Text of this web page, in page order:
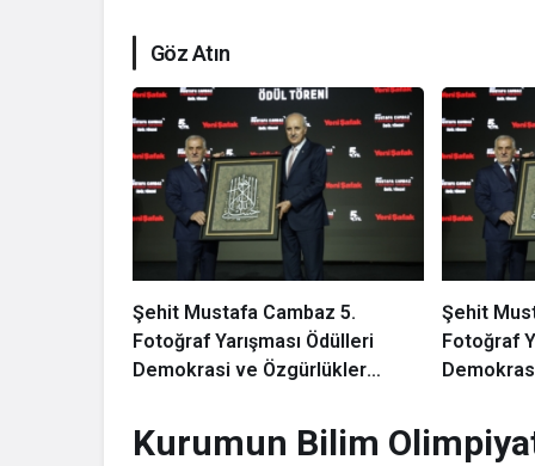
Göz Atın
Şehit Mustafa Cambaz 5.
Fotoğraf Yarışması Ödülleri
Demokrasi ve Özgürlükler
Şehit
Fotoğraf
Kurumun Bilim